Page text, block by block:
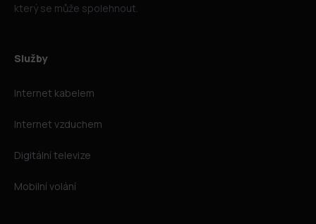
který se může spolehnout.
Služby
Internet kabelem
Internet vzduchem
Digitální televize
Mobilní volání